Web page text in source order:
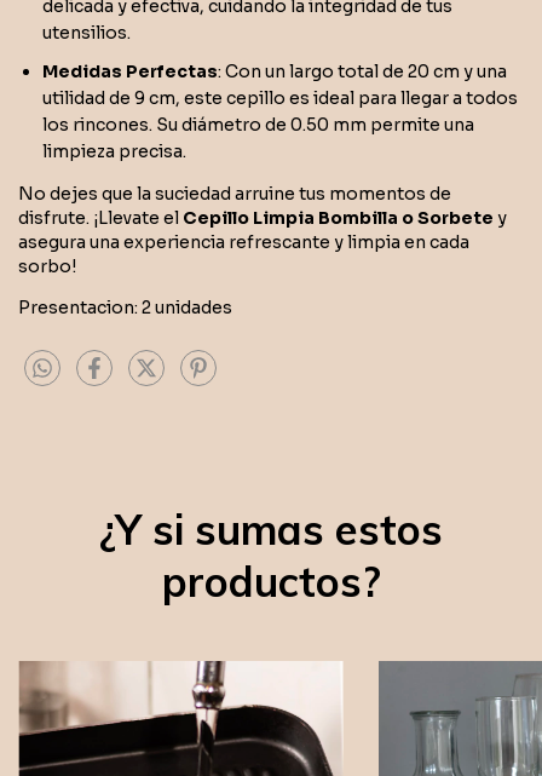
delicada y efectiva, cuidando la integridad de tus
utensilios.
Medidas Perfectas: Con un largo total de 20 cm y una
utilidad de 9 cm, este cepillo es ideal para llegar a todos
los rincones. Su diámetro de 0.50 mm permite una
limpieza precisa.
No dejes que la suciedad arruine tus momentos de
disfrute. ¡Llevate el Cepillo Limpia Bombilla o Sorbete y
asegura una experiencia refrescante y limpia en cada
sorbo!
Presentacion: 2 unidades
¿Y si sumas estos
productos?